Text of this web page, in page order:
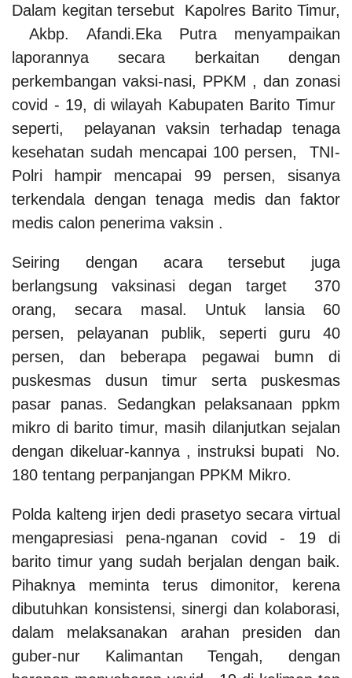
Dalam kegitan tersebut Kapolres Barito Timur,
Akbp. Afandi.Eka Putra menyampaikan
laporannya secara berkaitan dengan
perkembangan vaksi-nasi, PPKM , dan zonasi
covid - 19, di wilayah Kabupaten Barito Timur
seperti, pelayanan vaksin terhadap tenaga
kesehatan sudah mencapai 100 persen, TNI-
Polri hampir mencapai 99 persen, sisanya
terkendala dengan tenaga medis dan faktor
medis calon penerima vaksin .
Seiring dengan acara tersebut juga
berlangsung vaksinasi degan target 370
orang, secara masal. Untuk lansia 60
persen, pelayanan publik, seperti guru 40
persen, dan beberapa pegawai bumn di
puskesmas dusun timur serta puskesmas
pasar panas. Sedangkan pelaksanaan ppkm
mikro di barito timur, masih dilanjutkan sejalan
dengan dikeluar-kannya , instruksi bupati No.
180 tentang perpanjangan PPKM Mikro.
Polda kalteng irjen dedi prasetyo secara virtual
mengapresiasi pena-nganan covid - 19 di
barito timur yang sudah berjalan dengan baik.
Pihaknya meminta terus dimonitor, kerena
dibutuhkan konsistensi, sinergi dan kolaborasi,
dalam melaksanakan arahan presiden dan
guber-nur Kalimantan Tengah, dengan